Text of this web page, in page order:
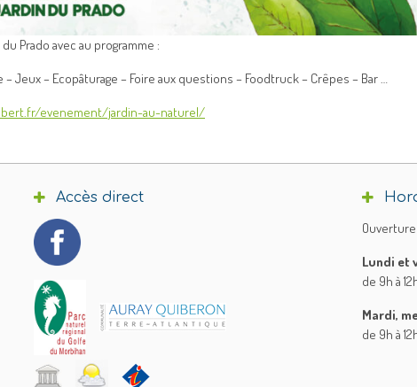
Prado avec au programme :
Jeux – Ecopâturage – Foire aux questions – Foodtruck – Crêpes – Bar …
evenement/jardin-au-naturel/
Accès direct
Lundi et
de 9h à
Mardi,
de 9h à